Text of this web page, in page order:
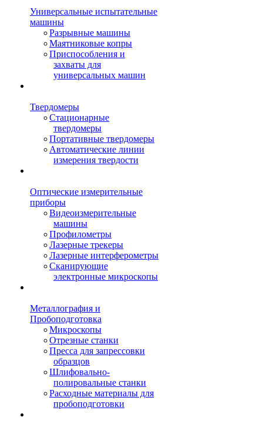
Универсальные испытательные
машины
Разрывные машины
Маятниковые копры
Приспособления и
захваты для
универсальных машин
Твердомеры
Стационарные
твердомеры
Портативные твердомеры
Автоматические линии
измерения твердости
Оптические измерительные
приборы
Видеоизмерительные
машины
Профилометры
Лазерные трекеры
Лазерные интерферометры
Сканирующие
электронные микроскопы
Металлография и
Пробоподготовка
Микроскопы
Отрезные станки
Пресса для запрессовки
образцов
Шлифовально-
полировальные станки
Расходные материалы для
пробоподготовки